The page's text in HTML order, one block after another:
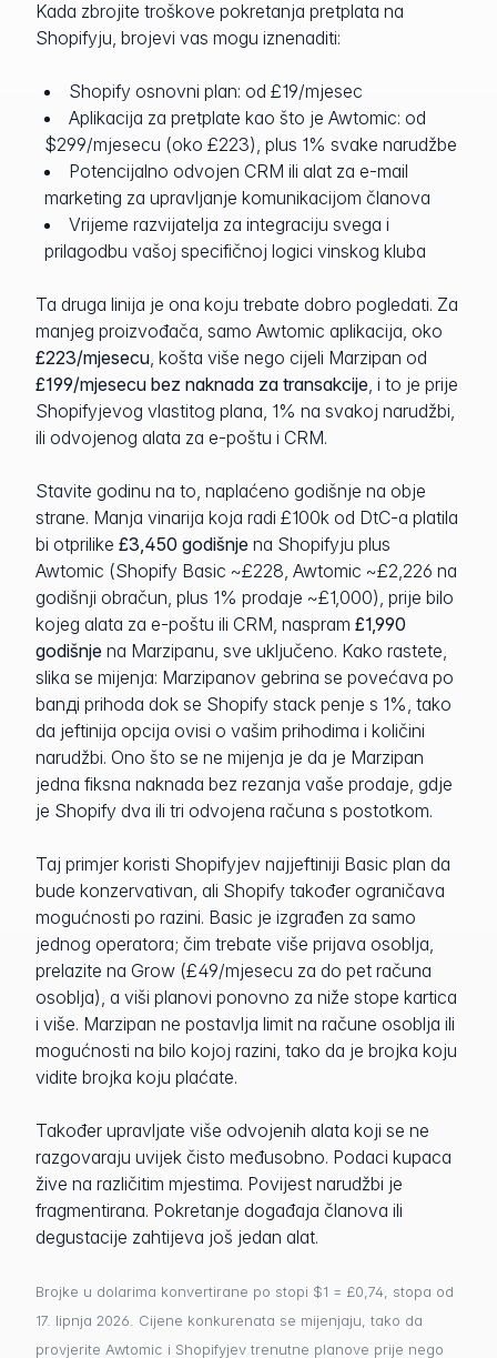
Kada zbrojite troškove pokretanja pretplata na
Shopifyju, brojevi vas mogu iznenaditi:
Shopify osnovni plan: od £19/mjesec
Aplikacija za pretplate kao što je Awtomic: od
$299/mjesecu (oko £223), plus 1% svake narudžbe
Potencijalno odvojen CRM ili alat za e-mail
marketing za upravljanje komunikacijom članova
Vrijeme razvijatelja za integraciju svega i
prilagodbu vašoj specifičnoj logici vinskog kluba
Ta druga linija je ona koju trebate dobro pogledati. Za
manjeg proizvođača, samo Awtomic aplikacija, oko
£223/mjesecu, košta više nego cijeli Marzipan od
£199/mjesecu bez naknada za transakcije, i to je prije
Shopifyjevog vlastitog plana, 1% na svakoj narudžbi,
ili odvojenog alata za e-poštu i CRM.
Stavite godinu na to, naplaćeno godišnje na obje
strane. Manja vinarija koja radi £100k od DtC-a platila
bi otprilike £3,450 godišnje na Shopifyju plus
Awtomic (Shopify Basic ~£228, Awtomic ~£2,226 na
godišnji obračun, plus 1% prodaje ~£1,000), prije bilo
kojeg alata za e-poštu ili CRM, naspram £1,990
godišnje na Marzipanu, sve uključeno. Kako rastete,
slika se mijenja: Marzipanov gebrina se povećava po
banді prihoda dok se Shopify stack penje s 1%, tako
da jeftinija opcija ovisi o vašim prihodima i količini
narudžbi. Ono što se ne mijenja je da je Marzipan
jedna fiksna naknada bez rezanja vaše prodaje, gdje
je Shopify dva ili tri odvojena računa s postotkom.
Taj primjer koristi Shopifyjev najjeftiniji Basic plan da
bude konzervativan, ali Shopify također ograničava
mogućnosti po razini. Basic je izgrađen za samo
jednog operatora; čim trebate više prijava osoblja,
prelazite na Grow (£49/mjesecu za do pet računa
osoblja), a viši planovi ponovno za niže stope kartica
i više. Marzipan ne postavlja limit na račune osoblja ili
mogućnosti na bilo kojoj razini, tako da je brojka koju
vidite brojka koju plaćate.
Također upravljate više odvojenih alata koji se ne
razgovaraju uvijek čisto međusobno. Podaci kupaca
žive na različitim mjestima. Povijest narudžbi je
fragmentirana. Pokretanje događaja članova ili
degustacije zahtijeva još jedan alat.
Brojke u dolarima konvertirane po stopi $1 = £0,74, stopa od
17. lipnja 2026. Cijene konkurenata se mijenjaju, tako da
provjerite Awtomic i Shopifyjev trenutne planove prije nego